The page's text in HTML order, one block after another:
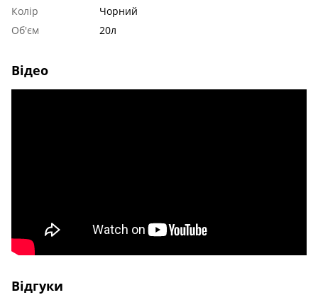
Колір
Чорний
Об'єм
20л
Відео
Відгуки